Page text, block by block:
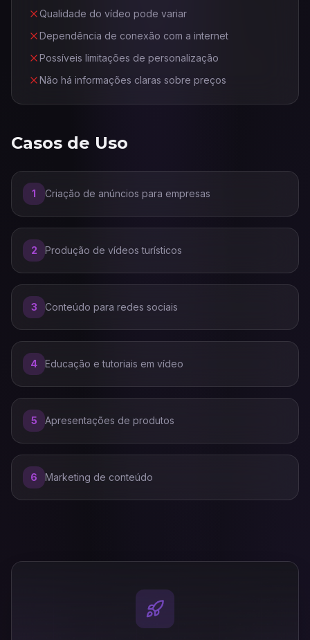
Qualidade do vídeo pode variar
Dependência de conexão com a internet
Possíveis limitações de personalização
Não há informações claras sobre preços
Casos de Uso
1 Criação de anúncios para empresas
2 Produção de vídeos turísticos
3 Conteúdo para redes sociais
4 Educação e tutoriais em vídeo
5 Apresentações de produtos
6 Marketing de conteúdo